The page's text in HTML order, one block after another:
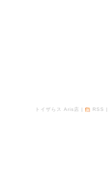
トイザらス Aris店 | RSS |